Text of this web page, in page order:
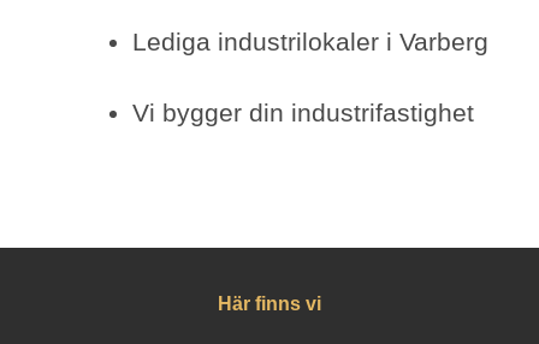
Lediga industrilokaler i Varberg
Vi bygger din industrifastighet
Här finns vi